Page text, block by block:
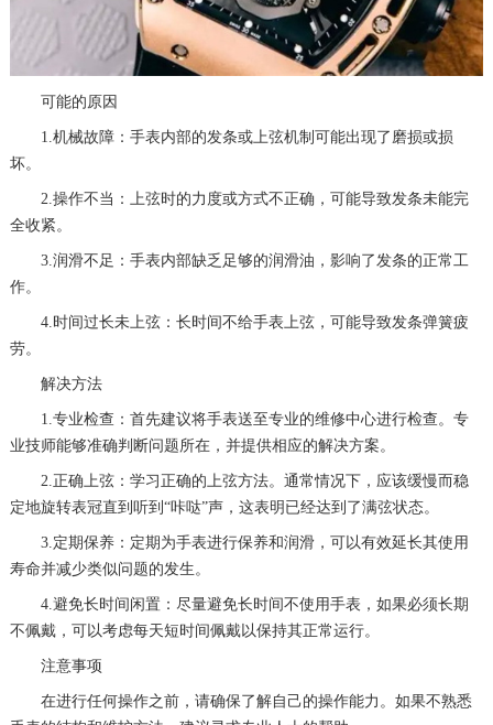
可能的原因
1.机械故障：手表内部的发条或上弦机制可能出现了磨损或损
坏。
2.操作不当：上弦时的力度或方式不正确，可能导致发条未能完
全收紧。
3.润滑不足：手表内部缺乏足够的润滑油，影响了发条的正常工
作。
4.时间过长未上弦：长时间不给手表上弦，可能导致发条弹簧疲
劳。
解决方法
1.专业检查：首先建议将手表送至专业的维修中心进行检查。专
业技师能够准确判断问题所在，并提供相应的解决方案。
2.正确上弦：学习正确的上弦方法。通常情况下，应该缓慢而稳
定地旋转表冠直到听到“咔哒”声，这表明已经达到了满弦状态。
3.定期保养：定期为手表进行保养和润滑，可以有效延长其使用
寿命并减少类似问题的发生。
4.避免长时间闲置：尽量避免长时间不使用手表，如果必须长期
不佩戴，可以考虑每天短时间佩戴以保持其正常运行。
注意事项
在进行任何操作之前，请确保了解自己的操作能力。如果不熟悉